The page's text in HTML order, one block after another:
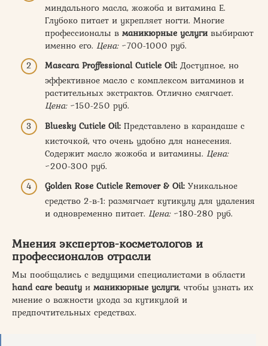
миндального масла, жожоба и витамина Е.
Глубоко питает и укрепляет ногти. Многие
профессионалы в маникюрные услугивыбирают
именно его. Цена:~700-1000 руб.
Mascara Proffessional Cuticle Oil: Доступное, но
эффективное масло с комплексом витаминов и
растительных экстрактов. Отлично смягчает.
Цена:~150-250 руб.
Bluesky Cuticle Oil: Представлено в карандаше с
кисточкой, что очень удобно для нанесения.
Содержит масло жожоба и витамины. Цена:
~200-300 руб.
Golden Rose Cuticle Remover & Oil: Уникальное
средство 2-в-1: размягчает кутикулу для удаления
и одновременно питает. Цена:~180-280 руб.
Мнения экспертов-косметологов и
профессионалов отрасли
Мы пообщались с ведущими специалистами в области
hand care beauty и маникюрные услуги, чтобы узнать их
мнение о важности ухода за кутикулой и
предпочтительных средствах.